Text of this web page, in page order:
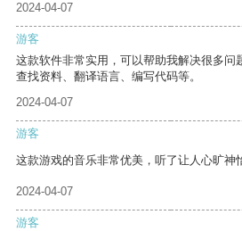
2024-04-07
游客
这款软件非常实用，可以帮助我解决很多问
查找资料、翻译语言、编写代码等。
2024-04-07
游客
这款游戏的音乐非常优美，听了让人心旷神
2024-04-07
游客